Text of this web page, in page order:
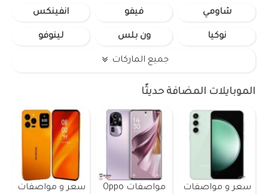
شاومي فيفو انفينكس
نوكيا ون بلس لينوفو
جميع الماركات
الموبايلات المضافة حديثًا
سعر و مواصفات
مواصفات Oppo
سعر و مواصفات